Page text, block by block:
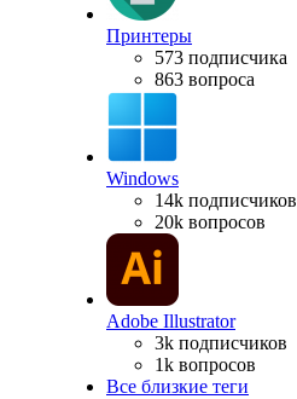
Принтеры
573 подписчика
863 вопроса
Windows
14k подписчиков
20k вопросов
Adobe Illustrator
3k подписчиков
1k вопросов
Все близкие теги